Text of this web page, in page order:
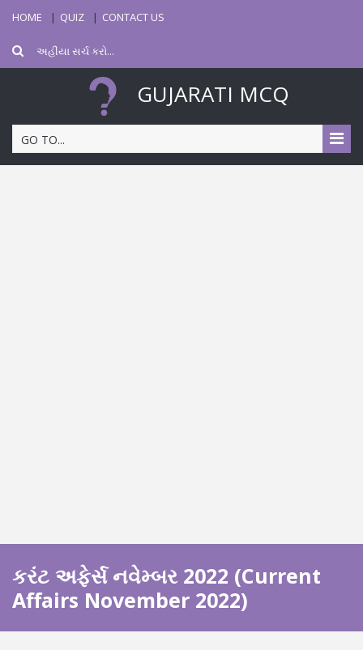
HOME QUIZ CONTACT US
GUJARATI MCQ
GO TO...
કરંટ અફેર્સ નવેમ્બર 2022 (Current
Affairs November 2022)